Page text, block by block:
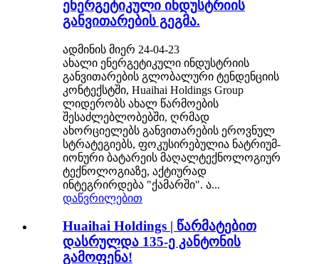
ენერგეტიკული ინდუსტრიის
განვითარების გეგმა.
ადმინის მიერ 24-04-23
ახალი ენერგეტიკული ინდუსტრიის
განვითარების გლობალური ტენდენციის
კონტექსტში, Huaihai Holdings Group
ლიდერობს ახალ წარმოების
შესაძლებლობებში, ღრმად
ახორციელებს განვითარების ეროვნულ
სტრატეგიებს, ფოკუსირებულია ნატრიუმ-
იონური ბატარეის მაღალტექნოლოგიურ
ტექნოლოგიაზე, აქტიურად
ინტეგრირდება "ქამარში". ა...
დაწვრილებით
Huaihai Holdings | წარმატებით
დასრულდა 135-ე კანტონის
გამოფენა!